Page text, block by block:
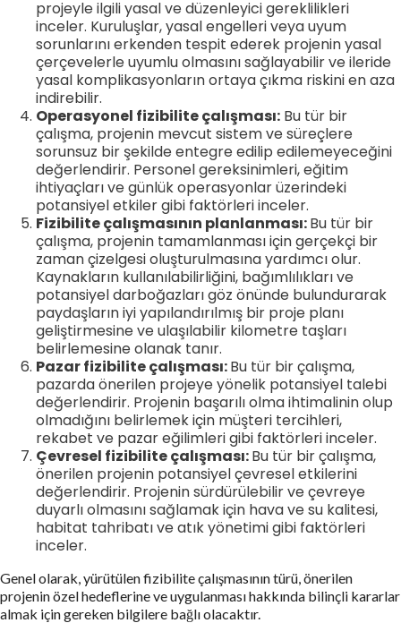
projeyle ilgili yasal ve düzenleyici gereklilikleri
inceler. Kuruluşlar, yasal engelleri veya uyum
sorunlarını erkenden tespit ederek projenin yasal
çerçevelerle uyumlu olmasını sağlayabilir ve ileride
yasal komplikasyonların ortaya çıkma riskini en aza
indirebilir.
Operasyonel fizibilite çalışması: Bu tür bir
çalışma, projenin mevcut sistem ve süreçlere
sorunsuz bir şekilde entegre edilip edilemeyeceğini
değerlendirir. Personel gereksinimleri, eğitim
ihtiyaçları ve günlük operasyonlar üzerindeki
potansiyel etkiler gibi faktörleri inceler.
Fizibilite çalışmasının planlanması:Bu tür bir
çalışma, projenin tamamlanması için gerçekçi bir
zaman çizelgesi oluşturulmasına yardımcı olur.
Kaynakların kullanılabilirliğini, bağımlılıkları ve
potansiyel darboğazları göz önünde bulundurarak
paydaşların iyi yapılandırılmış bir proje planı
geliştirmesine ve ulaşılabilir kilometre taşları
belirlemesine olanak tanır.
Pazar fizibilite çalışması:Bu tür bir çalışma,
pazarda önerilen projeye yönelik potansiyel talebi
değerlendirir. Projenin başarılı olma ihtimalinin olup
olmadığını belirlemek için müşteri tercihleri,
rekabet ve pazar eğilimleri gibi faktörleri inceler.
Çevresel fizibilite çalışması:Bu tür bir çalışma,
önerilen projenin potansiyel çevresel etkilerini
değerlendirir. Projenin sürdürülebilir ve çevreye
duyarlı olmasını sağlamak için hava ve su kalitesi,
habitat tahribatı ve atık yönetimi gibi faktörleri
inceler.
Genel olarak, yürütülen fizibilite çalışmasının türü, önerilen
projenin özel hedeflerine ve uygulanması hakkında bilinçli kararlar
almak için gereken bilgilere bağlı olacaktır.